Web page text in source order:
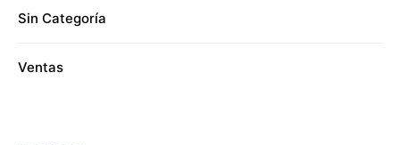
Sin Categoría
Ventas